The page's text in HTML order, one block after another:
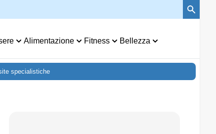
Alimentazione Fitness Bellezza
Visite specialistiche